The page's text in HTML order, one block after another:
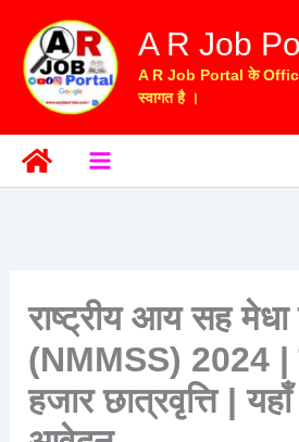
content
A R Job
A R Job Portal के
स्वागत है ।
राष्ट्रीय आय सह मेधा
(NMMSS) 2024 |
हजार छात्रवृत्ति |